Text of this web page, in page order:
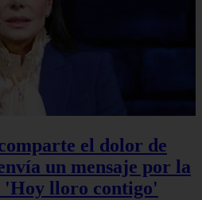
el dolor de
un mensaje por la
'Hoy lloro contigo'